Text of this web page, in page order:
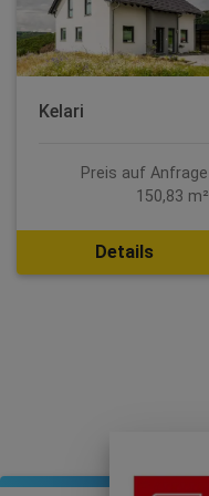
Kelari
Preis auf Anfrage
150,83 m²
Details